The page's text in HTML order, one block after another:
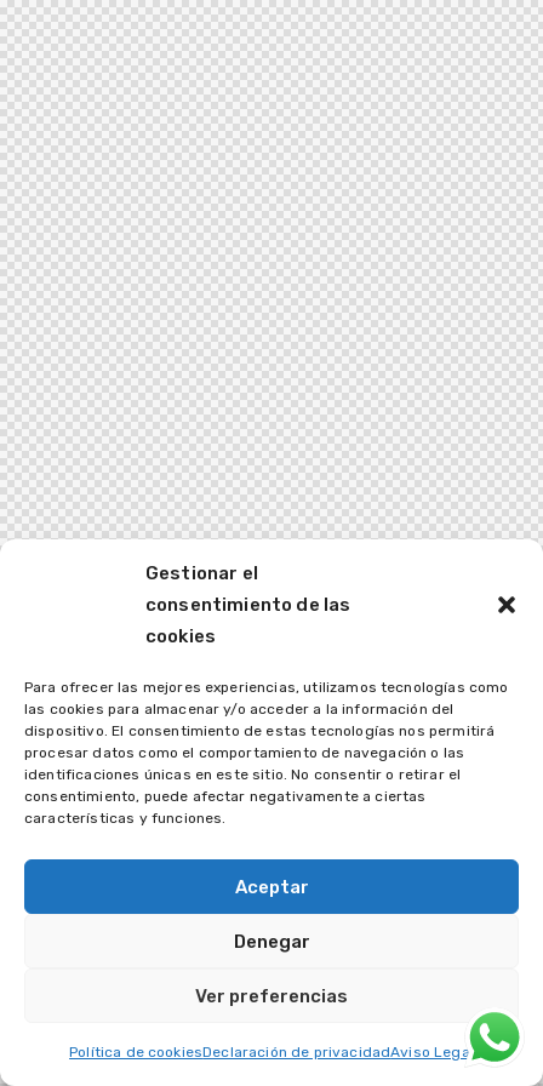
Gestionar el
consentimiento de las
cookies
Para ofrecer las mejores experiencias, utilizamos tecnologías como
las cookies para almacenar y/o acceder a la información del
dispositivo. El consentimiento de estas tecnologías nos permitirá
procesar datos como el comportamiento de navegación o las
identificaciones únicas en este sitio. No consentir o retirar el
consentimiento, puede afectar negativamente a ciertas
características y funciones.
Aceptar
Denegar
Ver preferencias
Política de cookiesDeclaración de privacidadAviso Legal